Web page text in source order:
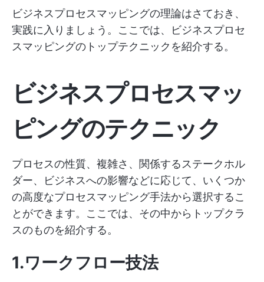
ビジネスプロセスマッピングの理論はさておき、
実践に入りましょう。ここでは、ビジネスプロセ
スマッピングのトップテクニックを紹介する。
ビジネスプロセスマッ
ピングのテクニック
プロセスの性質、複雑さ、関係するステークホル
ダー、ビジネスへの影響などに応じて、いくつか
の高度なプロセスマッピング手法から選択するこ
とができます。ここでは、その中からトップクラ
スのものを紹介する。
1.ワークフロー技法